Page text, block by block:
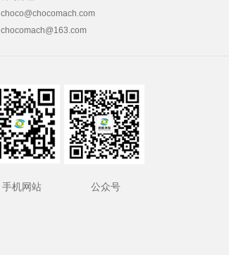
choco@chocomach.com
chocomach@163.com
手机网站 公众号